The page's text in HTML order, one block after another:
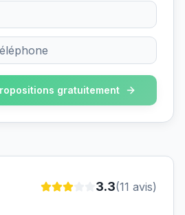
gratuitement
3.3(11 avis)